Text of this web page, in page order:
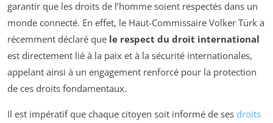
garantir que les droits de l’homme soient respectés dans un
monde connecté. En effet, le Haut-Commissaire Volker Türk a
récemment déclaré que le respect du droit international
est directement lié à la paix et à la sécurité internationales,
appelant ainsi à un engagement renforcé pour la protection
de ces droits fondamentaux.
Il est impératif que chaque citoyen soit informé de ses droits